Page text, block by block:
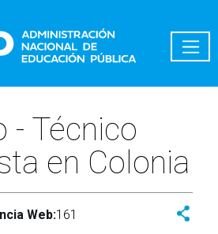
- Técnico
en Colonia
Web:161